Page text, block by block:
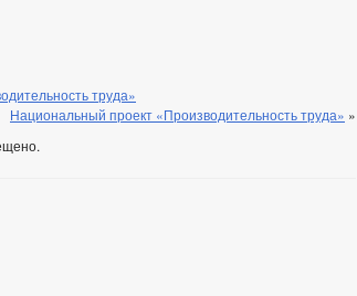
труда»
Национальный проект «Производительность труда» »